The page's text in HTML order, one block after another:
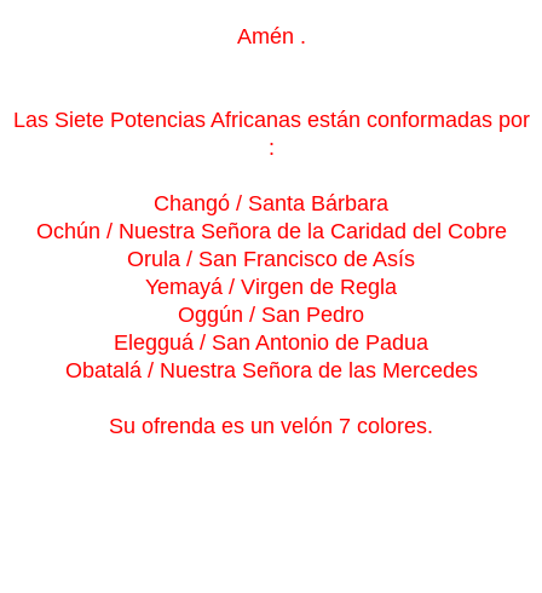
Amén .
Las Siete Potencias Africanas están conformadas por
:
Changó / Santa Bárbara
Ochún / Nuestra Señora de la Caridad del Cobre
Orula / San Francisco de Asís
Yemayá / Virgen de Regla
Oggún / San Pedro
Elegguá / San Antonio de Padua
Obatalá / Nuestra Señora de las Mercedes
Su ofrenda es un velón 7 colores.